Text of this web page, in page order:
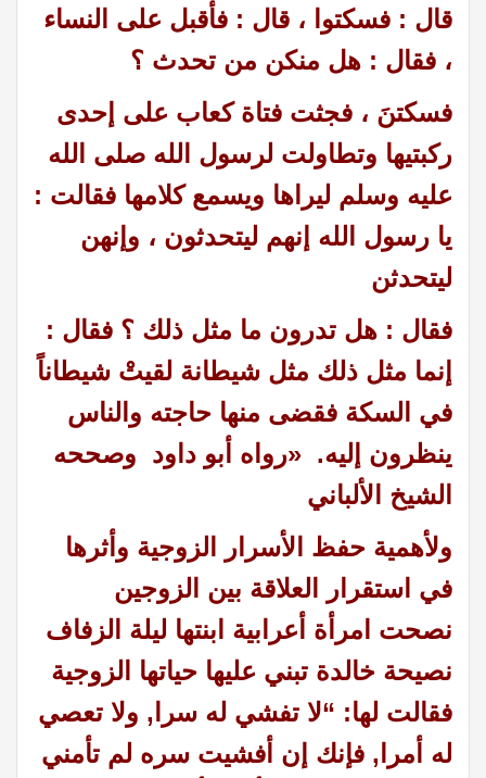
قال : فسكتوا ، قال : فأقبل على النساء
، فقال : هل منكن من تحدث ؟
فسكتنَ ، فجثت فتاة كعاب على إحدى
ركبتيها وتطاولت لرسول الله صلى الله
عليه وسلم ليراها ويسمع كلامها فقالت :
يا رسول الله إنهم ليتحدثون ، وإنهن
ليتحدثن
فقال : هل تدرون ما مثل ذلك ؟ فقال :
إنما مثل ذلك مثل شيطانة لقيتْ شيطاناً
في السكة فقضى منها حاجته والناس
ينظرون إليه. «رواه أبو داود وصححه
الشيخ الألباني
ولأهمية حفظ الأسرار الزوجية وأثرها
في استقرار العلاقة بين الزوجين
نصحت امرأة أعرابية ابنتها ليلة الزفاف
نصيحة خالدة تبني عليها حياتها الزوجية
فقالت لها: “لا تفشي له سرا, ولا تعصي
له أمرا, فإنك إن أفشيت سره لم تأمني